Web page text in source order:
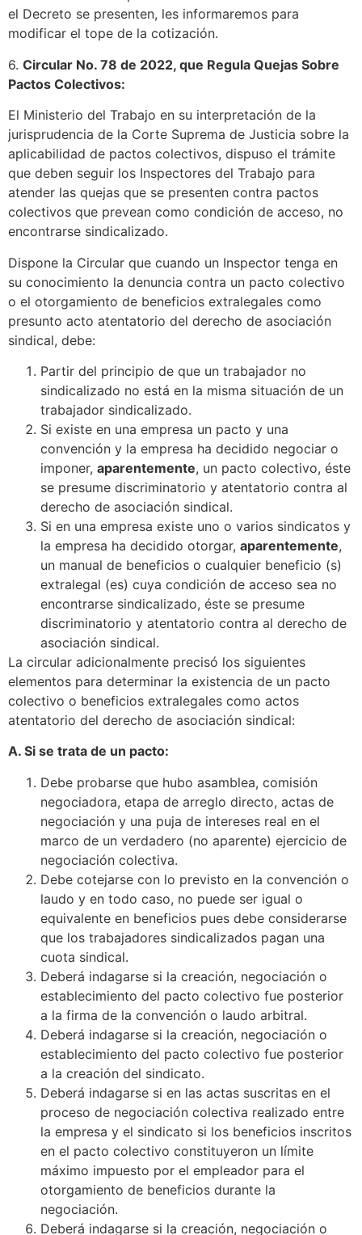
el Decreto se presenten, les informaremos para
modificar el tope de la cotización.
6. Circular No. 78 de 2022, que Regula Quejas Sobre
Pactos Colectivos:
El Ministerio del Trabajo en su interpretación de la
jurisprudencia de la Corte Suprema de Justicia sobre la
aplicabilidad de pactos colectivos, dispuso el trámite
que deben seguir los Inspectores del Trabajo para
atender las quejas que se presenten contra pactos
colectivos que prevean como condición de acceso, no
encontrarse sindicalizado.
Dispone la Circular que cuando un Inspector tenga en
su conocimiento la denuncia contra un pacto colectivo
o el otorgamiento de beneficios extralegales como
presunto acto atentatorio del derecho de asociación
sindical, debe:
Partir del principio de que un trabajador no
sindicalizado no está en la misma situación de un
trabajador sindicalizado.
Si existe en una empresa un pacto y una
convención y la empresa ha decidido negociar o
imponer, aparentemente, un pacto colectivo, éste
se presume discriminatorio y atentatorio contra al
derecho de asociación sindical.
Si en una empresa existe uno o varios sindicatos y
la empresa ha decidido otorgar, aparentemente,
un manual de beneficios o cualquier beneficio (s)
extralegal (es) cuya condición de acceso sea no
encontrarse sindicalizado, éste se presume
discriminatorio y atentatorio contra al derecho de
asociación sindical.
La circular adicionalmente precisó los siguientes
elementos para determinar la existencia de un pacto
colectivo o beneficios extralegales como actos
atentatorio del derecho de asociación sindical:
A. Si se trata de un pacto:
Debe probarse que hubo asamblea, comisión
negociadora, etapa de arreglo directo, actas de
negociación y una puja de intereses real en el
marco de un verdadero (no aparente) ejercicio de
negociación colectiva.
Debe cotejarse con lo previsto en la convención o
laudo y en todo caso, no puede ser igual o
equivalente en beneficios pues debe considerarse
que los trabajadores sindicalizados pagan una
cuota sindical.
Deberá indagarse si la creación, negociación o
establecimiento del pacto colectivo fue posterior
a la firma de la convención o laudo arbitral.
Deberá indagarse si la creación, negociación o
establecimiento del pacto colectivo fue posterior
a la creación del sindicato.
Deberá indagarse si en las actas suscritas en el
proceso de negociación colectiva realizado entre
la empresa y el sindicato si los beneficios inscritos
en el pacto colectivo constituyeron un límite
máximo impuesto por el empleador para el
otorgamiento de beneficios durante la
negociación.
Deberá indagarse si la creación, negociación o